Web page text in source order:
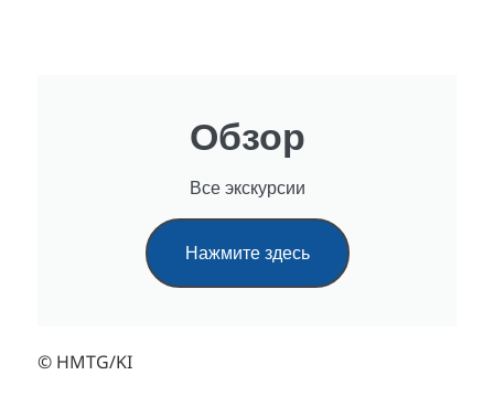
Обзор
Все экскурсии
Нажмите здесь
© HMTG/KI